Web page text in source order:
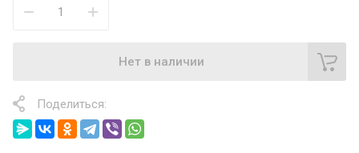
Нет в наличии
Поделиться: